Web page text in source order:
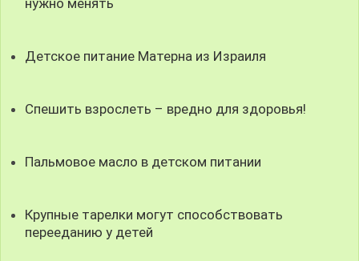
Детское питание Матерна из Израиля
Спешить взрослеть – вредно для здоровья!
Пальмовое масло в детском питании
Крупные тарелки могут способствовать
перееданию у детей